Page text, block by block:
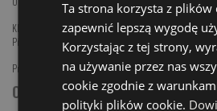
Klepanka Aglia 3,Klepanka Aglia 4,Klepanka Aglia 5,
Pike Flaj Mikro ,Pike Flaj Mini PIKE FLAJ
Hydra Flaj
Przynęty Spinningowe Hand Made, Obrotówki
Obrotówki Piotra Lipca -
Ta strona korzysta z plików
zapewnić lepszą wygodę
Korzystając z tej strony,
na używanie przez nas
cookie zgodnie z
polityki plików cookie.